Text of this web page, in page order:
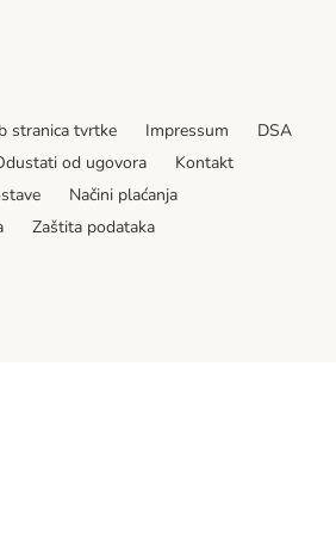
stranica tvrtke Impressum
DSA
od ugovora
Kontakt
Načini plaćanja
Zaštita podataka